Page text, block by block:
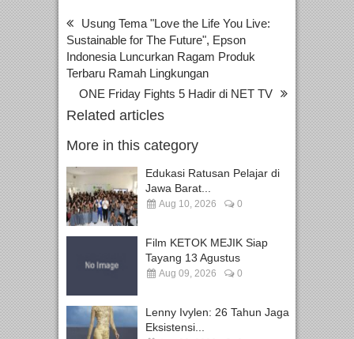
Usung Tema "Love the Life You Live:
Sustainable for The Future", Epson
Indonesia Luncurkan Ragam Produk
Terbaru Ramah Lingkungan
ONE Friday Fights 5 Hadir di NET TV
Related articles
More in this category
Edukasi Ratusan Pelajar di
Jawa Barat...
Aug 10, 2026 0
Film KETOK MEJIK Siap
Tayang 13 Agustus
Aug 09, 2026 0
Lenny Ivylen: 26 Tahun Jaga
Eksistensi...